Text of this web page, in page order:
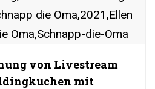
von Livestream
mit